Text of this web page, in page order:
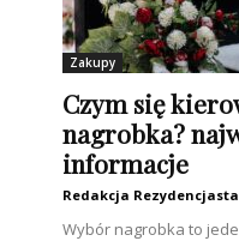
Zakupy
Czym się
nagrobka?
informacje
Redakcja
Wybór nagrobka to